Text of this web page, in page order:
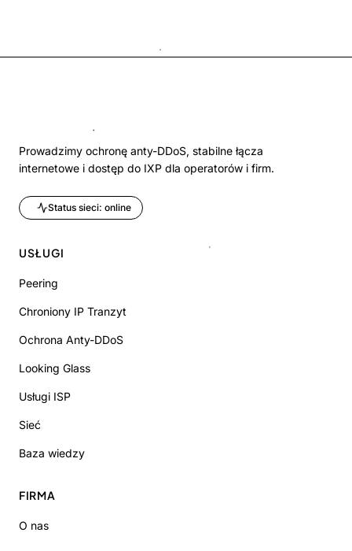
Prowadzimy ochronę anty-DDoS, stabilne łącza
internetowe i dostęp do IXP dla operatorów i firm.
Status sieci: online
USŁUGI
Peering
Chroniony IP Tranzyt
Ochrona Anty-DDoS
Looking Glass
Usługi ISP
Sieć
Baza wiedzy
FIRMA
O nas